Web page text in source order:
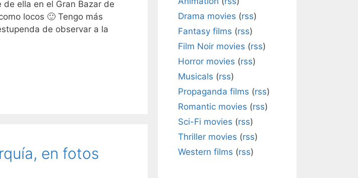
ella en el Gran Bazar de
locos 🙂 Tengo más
de observar a la
en fotos
Drama movies (rss)
Fantasy films (rss)
Film Noir movies (rss)
Horror movies (rss)
Musicals (rss)
Propaganda films (rss)
Romantic movies (rss)
Sci-Fi movies (rss)
Thriller movies (rss)
Western films (rss)